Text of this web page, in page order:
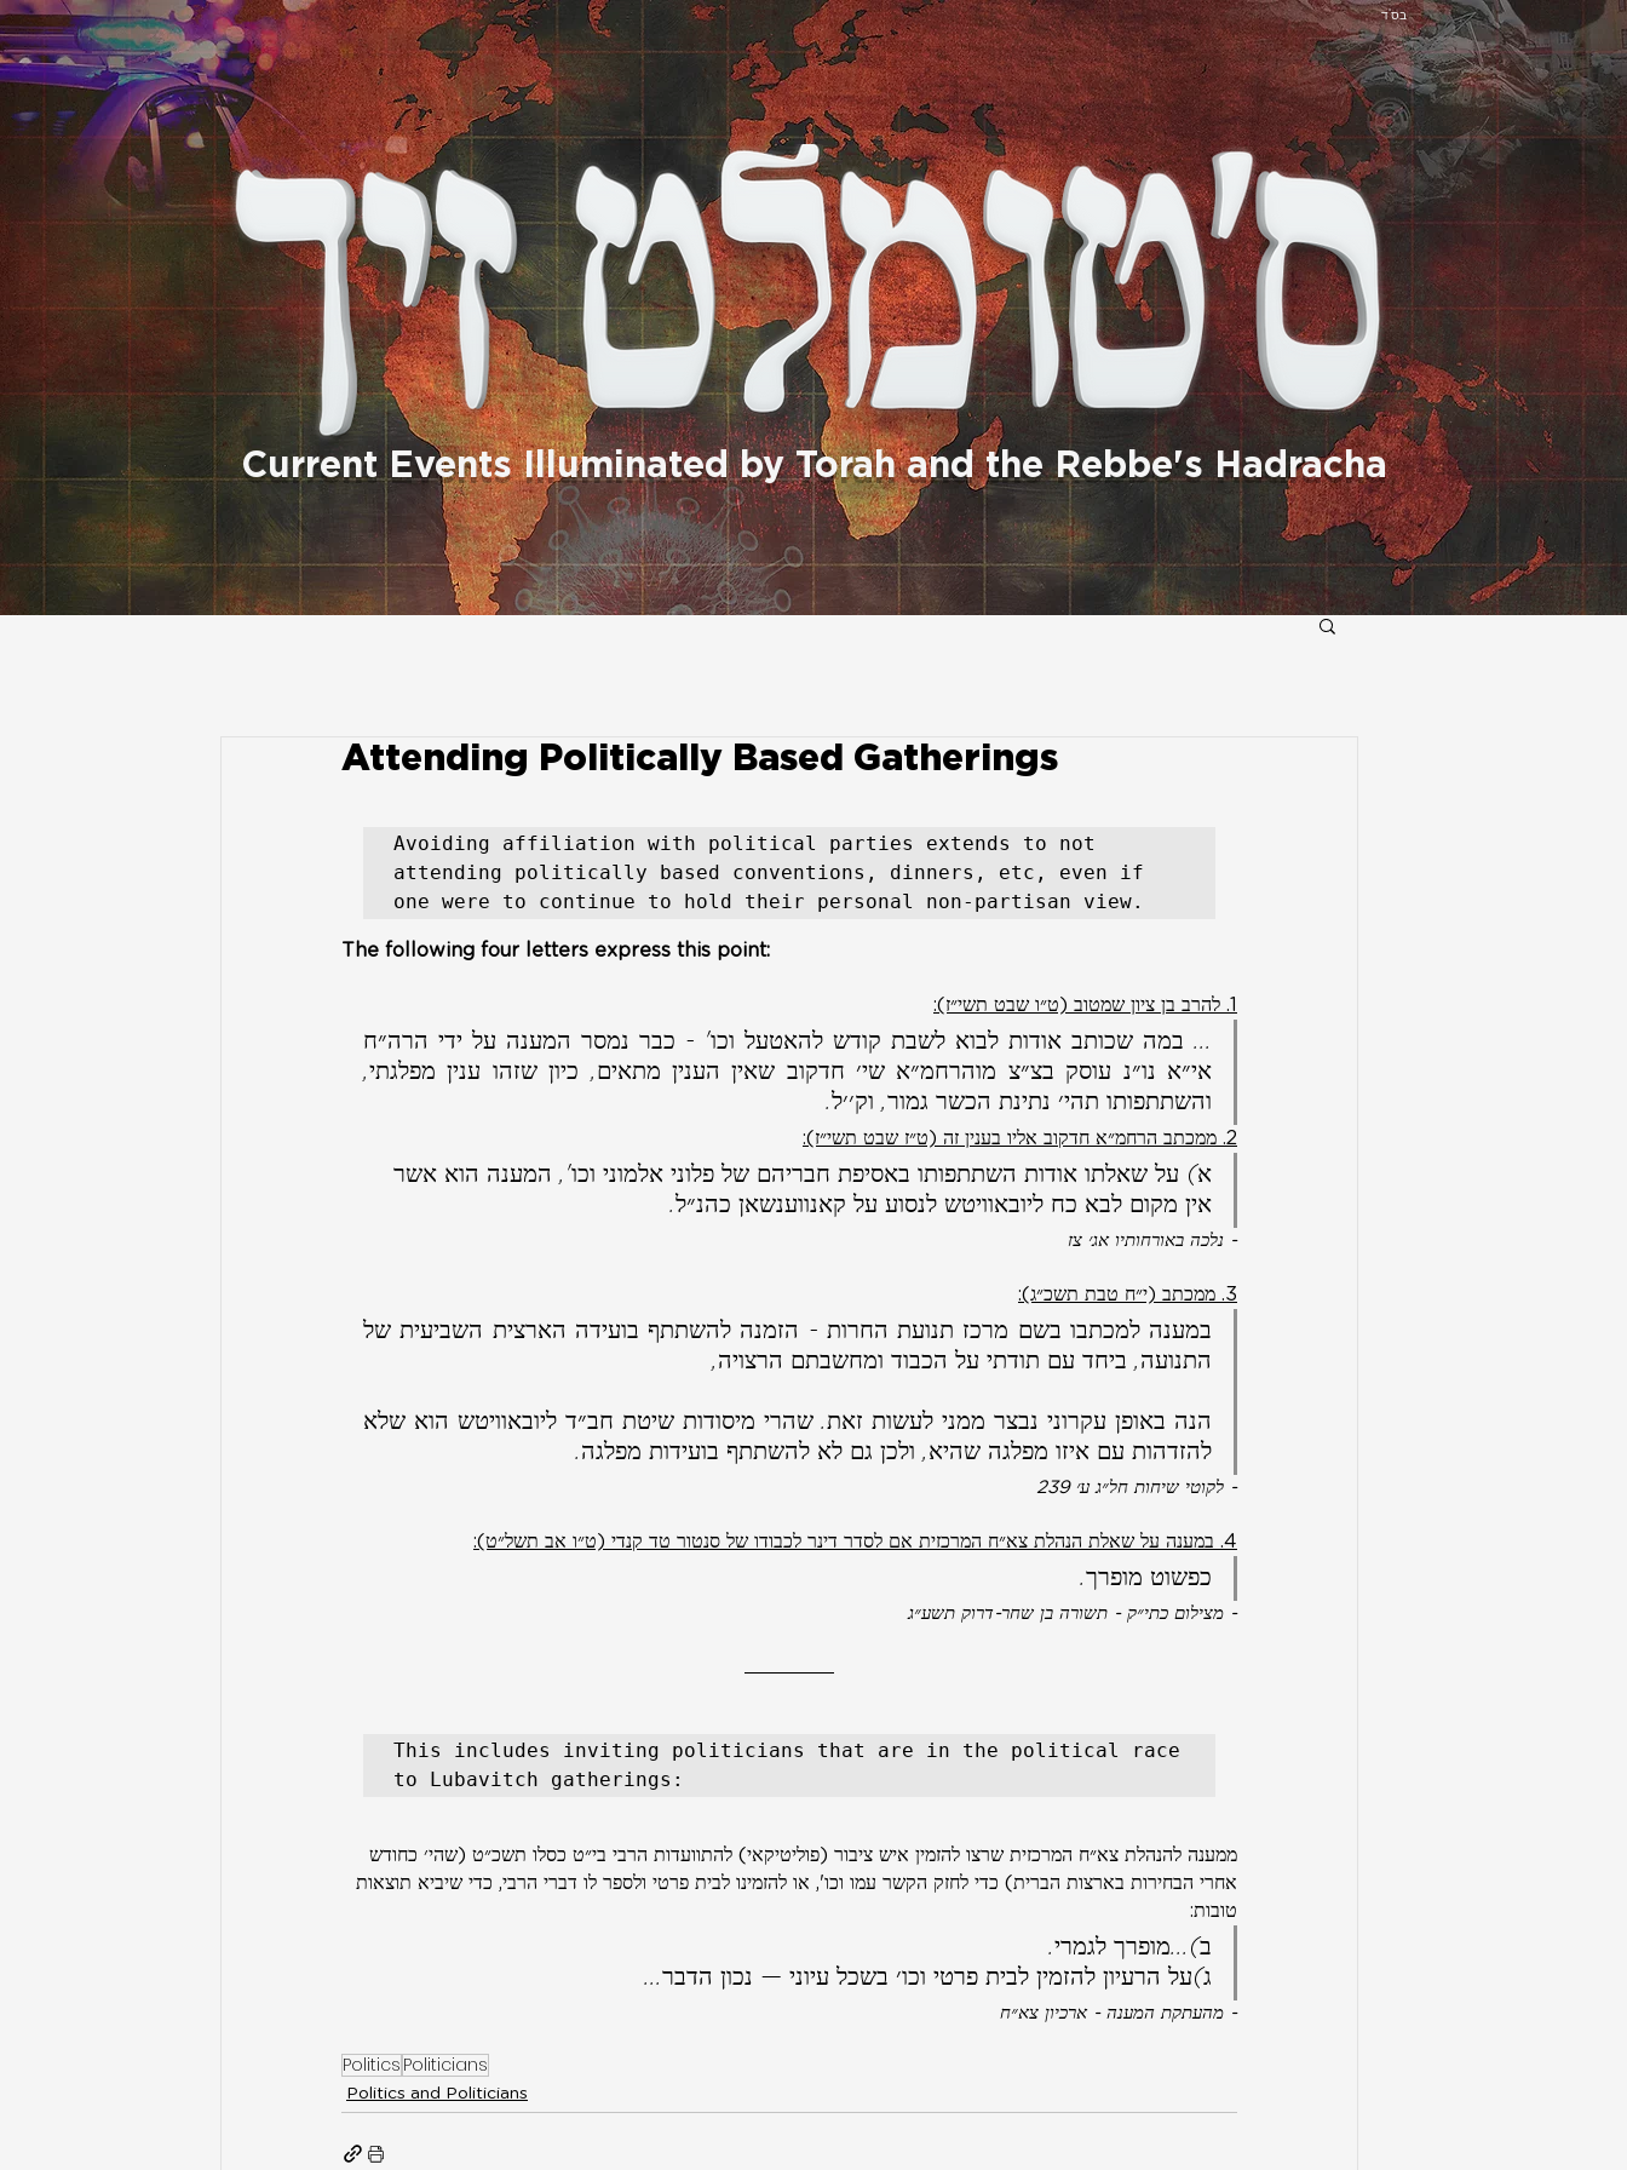
בס"ד
Current Events Illuminated by Torah and the Rebbe's Hadracha
Attending Politically Based Gatherings
Avoiding affiliation with political parties extends to not
attending politically based conventions, dinners, etc, even if
one were to continue to hold their personal non-partisan view.
The following four letters express this point:
1. להרב בן ציון שמטוב (ט״ו שבט תשי״ז):
והשתתפותו תהי׳ נתינת הכשר גמור, וק׳׳ל.
2. ממכתב הרחמ״א חדקוב אליו בענין זה (ט״ז שבט תשי״ז):
א) על שאלתו אודות השתתפותו באסיפת חבריהם של פלוני אלמוני וכו', המענה הוא אשר
אין מקום לבא כח ליובאוויטש לנסוע על קאנווענשאן כהנ״ל.
- נלכה באורחותיו אג׳ צז
3. ממכתב (י״ח טבת תשכ״ג):
התנועה, ביחד עם תודתי על הכבוד ומחשבתם הרצויה,
להזדהות עם איזו מפלגה שהיא, ולכן גם לא להשתתף בועידות מפלגה.
- לקוטי שיחות חל״ג ע׳ 239
4. במענה על שאלת הנהלת צא״ח המרכזית אם לסדר דינר לכבודו של סנטור טד קנדי (ט״ו אב תשל״ט):
כפשוט מופרך.
- מצילום כתי״ק - תשורה בן שחר-דרוק תשע״ג
This includes inviting politicians that are in the political race
to Lubavitch gatherings:
ממענה להנהלת צא״ח המרכזית שרצו להזמין איש ציבור (פוליטיקאי) להתוועדות הרבי בי״ט כסלו תשכ״ט (שהי׳ כחודש
אחרי הבחירות בארצות הברית) כדי לחזק הקשר עמו וכו', או להזמינו לבית פרטי ולספר לו דברי הרבי, כדי שיביא תוצאות
טובות:
ב)...מופרך לגמרי.
ג)על הרעיון להזמין לבית פרטי וכו׳ בשכל עיוני — נכון הדבר...
- מהעתקת המענה - ארכיון צא״ח
Politics Politicians
Politics and Politicians